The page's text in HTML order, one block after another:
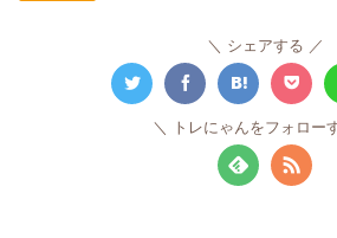
シェアする
トレにゃんをフォロー